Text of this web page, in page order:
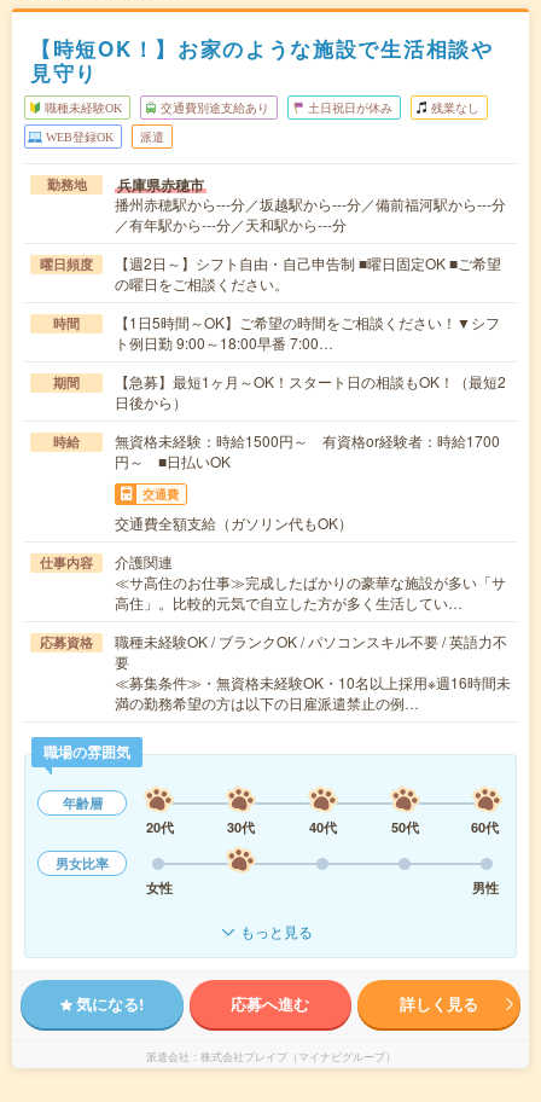
【時短OK！】お家のような施設で生活相談や
見守り
職種未経験OK 交通費別途支給あり 土日祝日が休み 残業なし
WEB登録OK 派遣
勤務地 兵庫県赤穂市
播州赤穂駅から---分／坂越駅から---分／備前福河駅から---分
／有年駅から---分／天和駅から---分
曜日頻度
【週2日～】シフト自由・自己申告制 ■曜日固定OK ■ご希望
の曜日をご相談ください。
時間
【1日5時間～OK】ご希望の時間をご相談ください！▼シフ
ト例日勤 9:00～18:00早番 7:00…
期間
【急募】最短1ヶ月～OK！スタート日の相談もOK！（最短2
日後から）
時給
無資格未経験：時給1500円～ 有資格or経験者：時給1700
円～ ■日払いOK
交通費
交通費全額支給（ガソリン代もOK）
仕事内容
介護関連
≪サ高住のお仕事≫完成したばかりの豪華な施設が多い「サ
高住」。比較的元気で自立した方が多く生活してい…
応募資格
職種未経験OK / ブランクOK / パソコンスキル不要 / 英語力不
要
≪募集条件≫・無資格未経験OK・10名以上採用※週16時間未
満の勤務希望の方は以下の日雇派遣禁止の例…
職場の雰囲気
年齢層
20代
30代 40代 50代
60代
男女比率
女性
男性
もっと見る
気になる! 応募へ進む 詳しく見る
派遣会社 株式会社ブレイブ（マイナビグループ）